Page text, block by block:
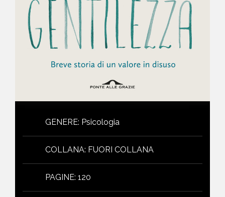
GENERE: Psicologia
COLLANA: FUORI COLLANA
PAGINE: 120